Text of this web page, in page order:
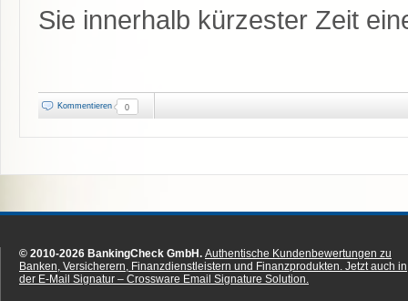
Sie innerhalb kürzester Zeit
Kommentieren 0
© 2010-2026 BankingCheck GmbH. Authentische Kundenbewertungen zu
Banken, Versicherern, Finanzdienstleistern und Finanzprodukten. Jetzt auch in
der E-Mail Signatur – Crossware Email Signature Solution.